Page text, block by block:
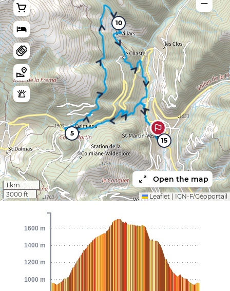
5
10
15
1 km
3000 ft
Open the map
Leaflet IGN-F/Géoportail
1000 m
1200 m
1400 m
1600 m